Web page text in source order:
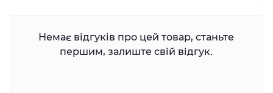
Немає відгуків про цей товар, станьте
першим, залиште свій відгук.